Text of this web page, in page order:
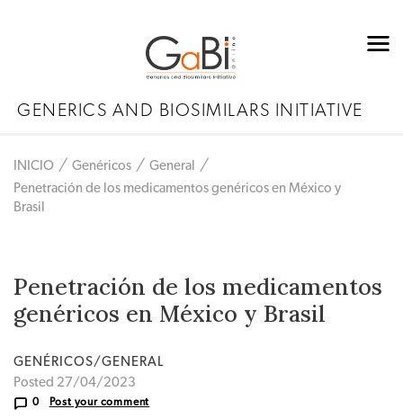
GENERICS AND BIOSIMILARS INITIATIVE
INICIO Genéricos
General
Penetración de los medicamentos genéricos en México y
Brasil
Penetración de los medicamentos
genéricos en México y Brasil
GENÉRICOS/GENERAL
Posted 27/04/2023
0 Post your comment